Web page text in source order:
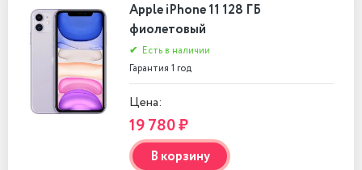
Apple iPhone 11 128 ГБ
фиолетовый
✔ Есть в наличии
Гарантия 1 год
Цена:
19 780 ₽
В корзину